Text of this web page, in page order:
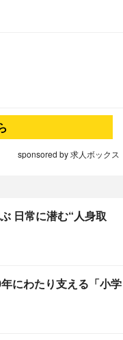
sponsored by 求人ボックス
日常に潜む“人身取
にわたり支える「小学